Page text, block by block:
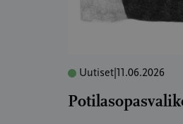
Uutiset 11.06.2026